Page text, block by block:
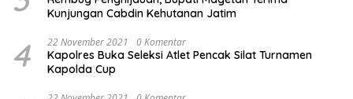
Kunjungan Cabdin Kehutanan Jatim
4 22 November 2021 0 Komentar
Kapolres Buka Seleksi Atlet Pencak Silat Turnamen
Kapolda Cup